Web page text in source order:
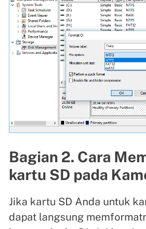
Bagian 2. Cara
kartu SD pada
Jika kartu SD Anda untuk
dapat langsung